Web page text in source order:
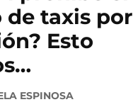
de taxis por
Esto
ESPINOSA